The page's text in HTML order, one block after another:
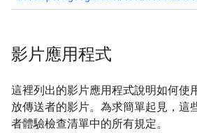
影片應用程式
這裡列出的影片應用程式說明如何使
放傳送者的影片。為求簡單起見，這
者體驗檢查清單中的所有規定。